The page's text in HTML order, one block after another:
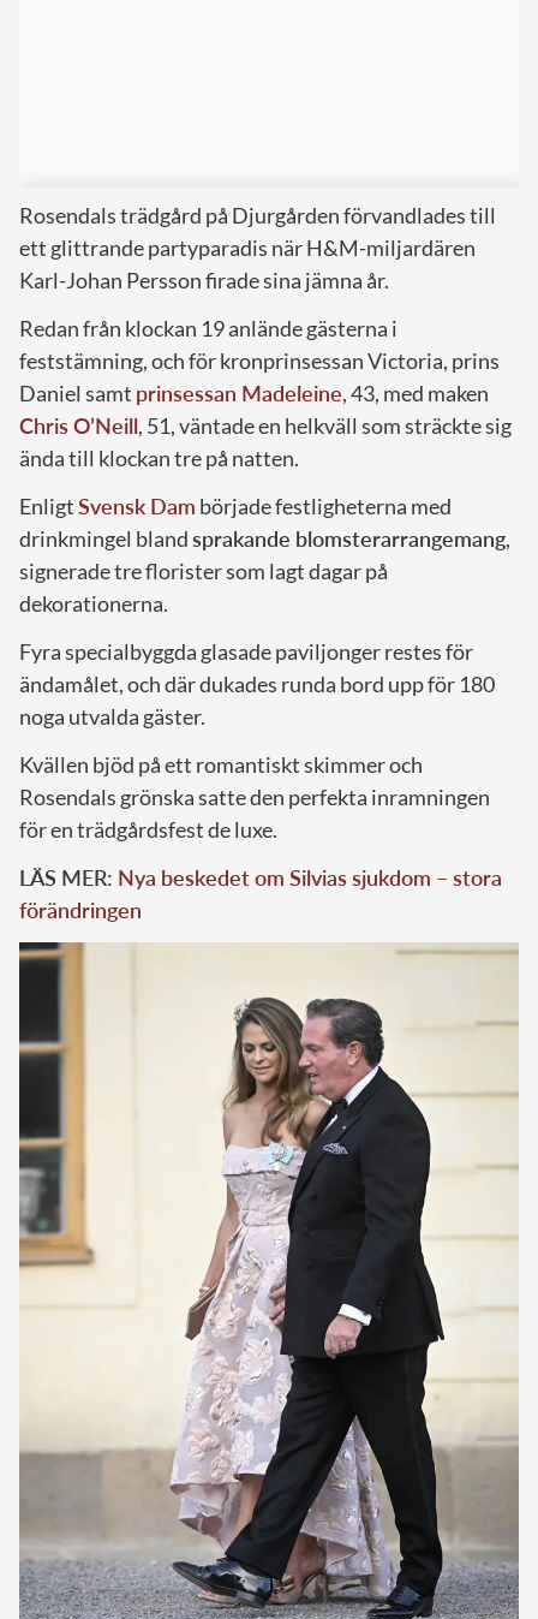
Rosendals trädgård på Djurgården förvandlades till
ett glittrande partyparadis när H&M-miljardären
Karl-Johan Persson firade sina jämna år.
Redan från klockan 19 anlände gästerna i
feststämning, och för kronprinsessan Victoria, prins
Daniel samt prinsessan Madeleine, 43, med maken
Chris O’Neill, 51, väntade en helkväll som sträckte sig
ända till klockan tre på natten.
EnligtSvensk Dam började festligheterna med
drinkmingel blandsprakande blomsterarrangemang,
signerade tre florister som lagt dagar på
dekorationerna.
Fyra specialbyggda glasade paviljonger restes för
ändamålet, och där dukades runda bord upp för 180
noga utvalda gäster.
Kvällen bjöd på ett romantiskt skimmer och
Rosendals grönska satte den perfekta inramningen
för en trädgårdsfest de luxe.
LÄS MER: Nya beskedet om Silvias sjukdom – stora
förändringen